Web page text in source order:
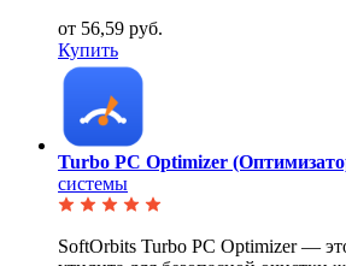
от 56,59 руб.
Купить
Turbo PC Optimizer
системы
SoftOrbits Turbo PC Optimizer —